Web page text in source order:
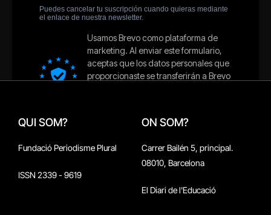
QUI SOM?
Fundació Periodisme Plural
ISSN 2339 - 9619
ON SOM?
Carrer Bailén 5, principal.
08010, Barcelona
El Diari de l'Educació